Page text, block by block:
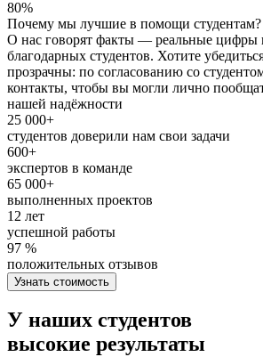
80%
Почему мы лучшие в помощи студентам?
О нас говорят факты — реальные цифры
благодарных студентов. Хотите
прозрачны: по согласованию со
контакты, чтобы вы могли лично
нашей надёжности
25 000+
студентов доверили нам свои задачи
600+
экспертов в команде
65 000+
выполненных проектов
12 лет
успешной работы
97 %
положительных отзывов
Узнать стоимость
У наших студентов
высокие результаты